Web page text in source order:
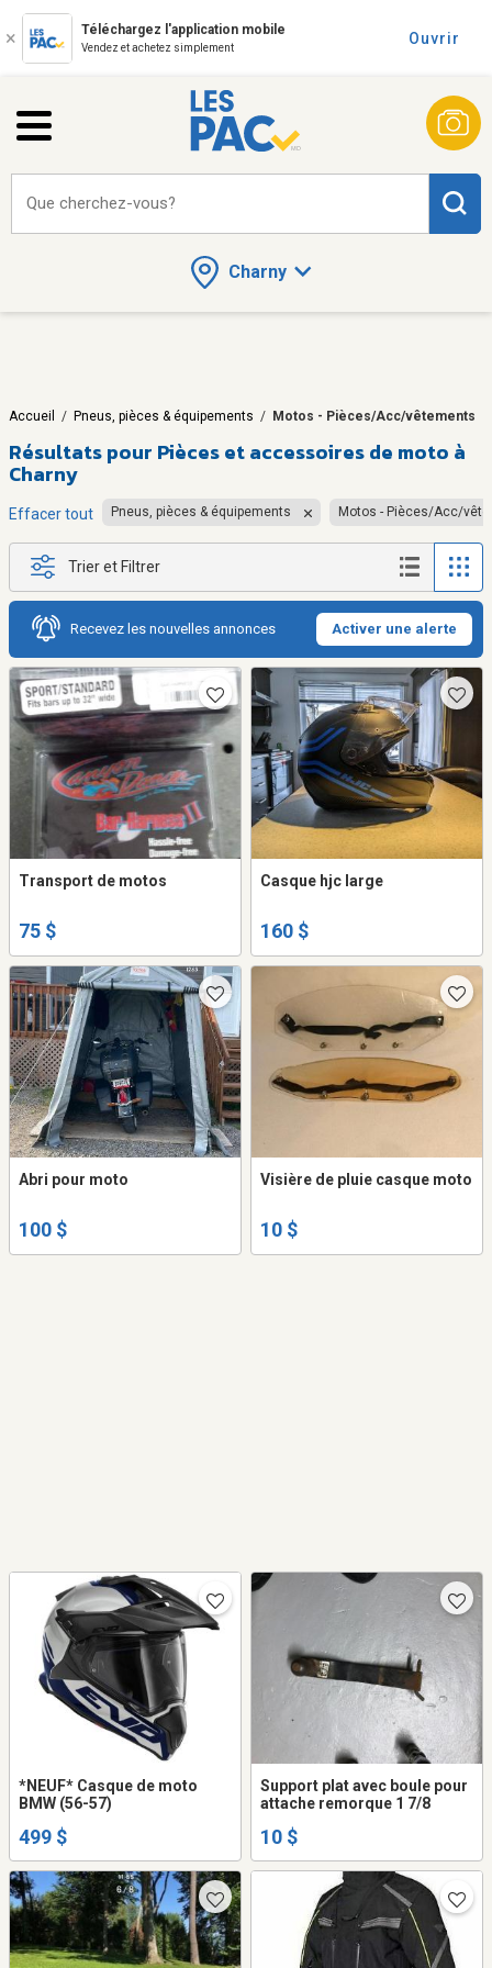
Téléchargez l'application mobile
Vendez et achetez simplement
Ouvrir
Charny
Que cherchez-vous?
Accueil / Pneus, pièces & équipements / Motos - Pièces/Acc/vêtements
Résultats pour Pièces et accessoires de moto à
Charny
Effacer tout Pneus, pièces & équipements Motos - Pièces/Acc/
Trier et Filtrer
Recevez les nouvelles annonces Activer une alerte
Transport de motos
75 $
Casque hjc large
160 $
Abri pour moto
100 $
Visière de pluie casque moto
10 $
*NEUF* Casque de moto
BMW (56-57)
499 $
Support plat avec boule pour
attache remorque 1 7/8
10 $